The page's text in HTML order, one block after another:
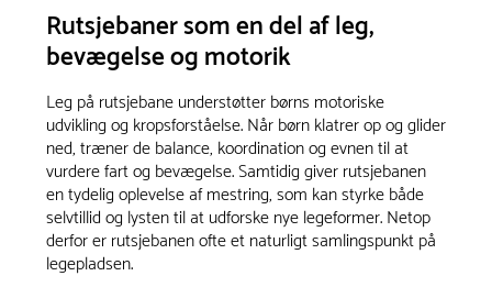
Rutsjebaner som en del af leg,
bevægelse og motorik
Leg på rutsjebane understøtter børns motoriske
udvikling og kropsforståelse. Når børn klatrer op og glider
ned, træner de balance, koordination og evnen til at
vurdere fart og bevægelse. Samtidig giver rutsjebanen
en tydelig oplevelse af mestring, som kan styrke både
selvtillid og lysten til at udforske nye legeformer. Netop
derfor er rutsjebanen ofte et naturligt samlingspunkt på
legepladsen.